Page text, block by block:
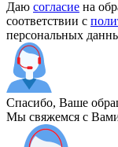
Даю согласие на
соответствии с
персональных
Спасибо, Ваше
Мы свяжемся с